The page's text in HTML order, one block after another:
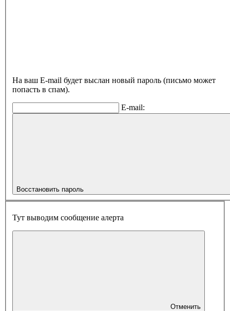
На ваш E-mail будет выслан новый пароль (письмо может
попасть в спам).
E-mail:
Восстановить пароль
Тут выводим сообщение алерта
Отменить